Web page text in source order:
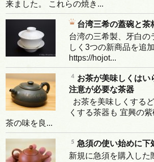
来ました。 これらの焼き...
台湾三希の蓋碗と茶
台湾の三希製、牙白の
しく3つの新商品を追
https://hojot...
お茶が美味しくはい
注意が必要な茶器
お茶を美味しくする
くする茶器も 宜興の
茶の味を良...
急須の使い始めに下
新規に急須を購入した